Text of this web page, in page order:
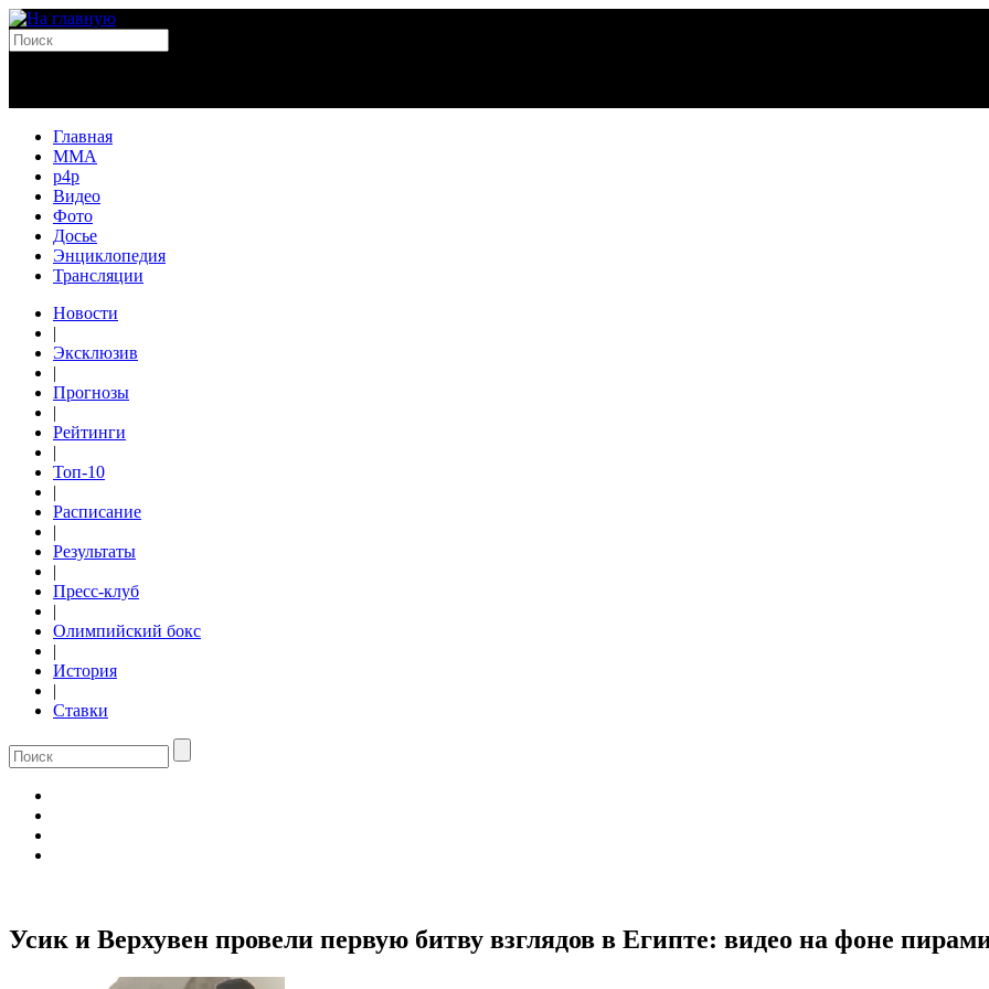
Главная
MMA
p4p
Видео
Фото
Досье
Энциклопедия
Трансляции
Новости
|
Эксклюзив
|
Прогнозы
|
Рейтинги
|
Топ-10
|
Расписание
|
Результаты
|
Пресс-клуб
|
Олимпийский бокс
|
История
|
Ставки
Усик и Верхувен провели первую битву взглядов в Египте: видео на фоне